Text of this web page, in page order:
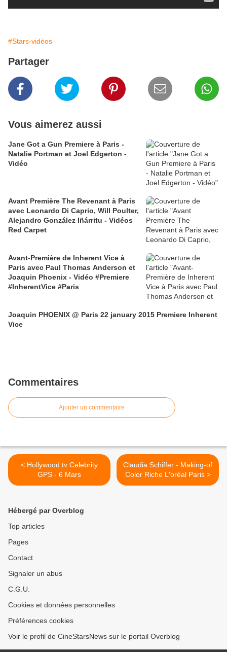
#Stars-vidéos
Partager
Vous aimerez aussi
Jane Got a Gun Premiere à Paris -
Natalie Portman et Joel Edgerton -
Vidéo
Avant Première The Revenant à Paris
avec Leonardo Di Caprio, Will Poulter,
Alejandro González Iñárritu - Vidéos
Red Carpet
Avant-Première de Inherent Vice à
Paris avec Paul Thomas Anderson et
Joaquin Phoenix - Vidéo #Premiere
#InherentVice #Paris
Joaquin PHOENIX @ Paris 22 january 2015 Premiere Inherent
Vice
Commentaires
Ajouter un commentaire
< Hollywood.tv Celebrity
GPS - 6 Mars
Claudia Schiffer - Making-of
Color Riche L'oréal Paris >
Hébergé par Overblog
Top articles
Pages
Contact
Signaler un abus
C.G.U.
Cookies et données personnelles
Préférences cookies
Voir le profil de CineStarsNews sur le portail Overblog